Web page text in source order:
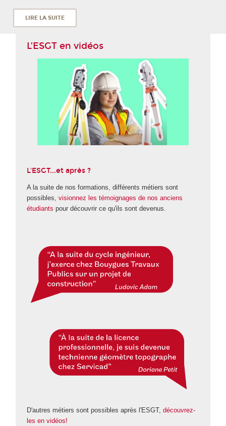
LIRE LA SUITE
L’ESGT en vidéos
L'ESGT...et après ?
A la suite de nos formations, différents métiers sont
possibles,visionnez les témoignages de nos anciens
étudiants pour découvrir ce qu'ils sont devenus.
D'autres métiers sont possibles après l'ESGT,découvrez-
les en vidéos!